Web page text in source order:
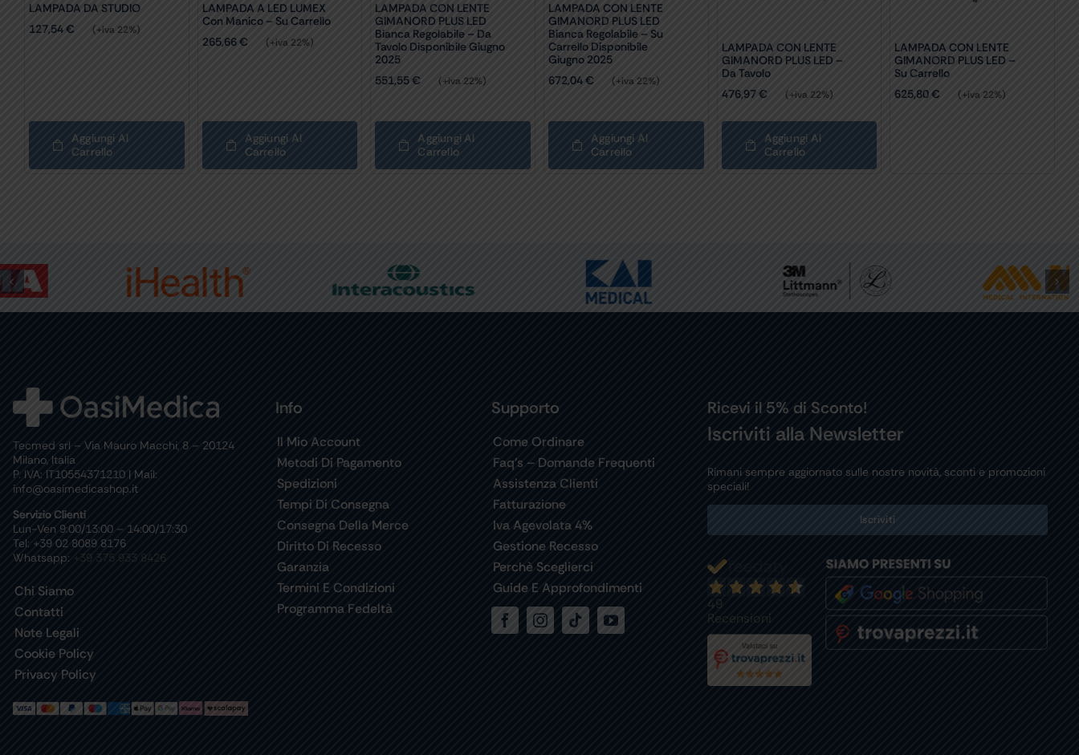
LAMPADA DA STUDIO
127,54€ (+iva 22%)
Aggiungi Al
Carrello
LAMPADA A LED LUMEX
Con Manico – Su Carrello
265,66€ (+iva 22%)
Aggiungi Al
Carrello
LAMPADA CON LENTE
GIMANORD PLUS LED
Bianca Regolabile – Da
Tavolo Disponibile Giugno
2025
551,55€ (+iva 22%)
Aggiungi Al
Carrello
LAMPADA CON LENTE
GIMANORD PLUS LED
Bianca Regolabile – Su
Carrello Disponibile
Giugno 2025
672,04€ (+iva 22%)
Aggiungi Al
Carrello
LAMPADA CON LENTE
GIMANORD PLUS LED –
Da Tavolo
476,97 € (+iva 22%)
Aggiungi Al
Carrello
LAMPADA CON LENTE
GIMANORD PLUS LED –
Su Carrello
625,80€ (+iva 22%)
Tecmed srl – Via Mauro Macchi, 8 – 20124
Milano, Italia
P. IVA: IT10554371210 | Mail:
info@oasimedicashop.it
Servizio Clienti
Lun-Ven 9:00/13:00 – 14:00/17:30
Tel: +39 02 8089 8176
Whatsapp: +39 375 933 8426
Chi Siamo
Contatti
Note Legali
Cookie Policy
Privacy Policy
Info
Il Mio Account
Metodi Di Pagamento
Spedizioni
Tempi Di Consegna
Consegna Della Merce
Diritto Di Recesso
Garanzia
Termini E Condizioni
Programma Fedeltà
Supporto
Come Ordinare
Faq’s – Domande Frequenti
Assistenza Clienti
Fatturazione
Iva Agevolata 4%
Gestione Recesso
Perchè Sceglierci
Guide E Approfondimenti
Ricevi il 5% di Sconto!
Iscriviti alla Newsletter
Rimani sempre aggiornato sulle nostre novità, sconti e promozioni
speciali!
Iscriviti
49
Recensioni